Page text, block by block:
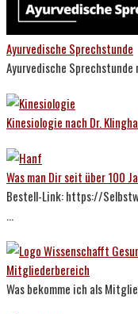
Ayurvedische Sprechstunde
Ayurvedische
Kinesiologie nach Dr.
Was man Dir seit über 100
Bestell-Link: https://
...
Mitgliederbereich
Was bekomme ich als